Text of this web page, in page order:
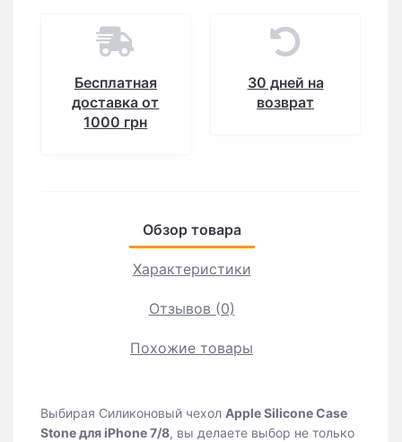
Бесплатная
доставка от
1000 грн
30 дней на
возврат
Обзор товара
Характеристики
Отзывов (0)
Похожие товары
Выбирая Силиконовый чехол Apple Silicone Case
Stone для iPhone 7/8, вы делаете выбор не только